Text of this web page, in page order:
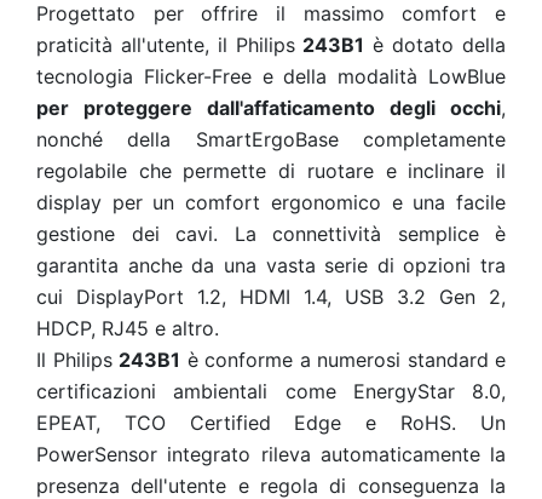
Progettato per offrire il massimo comfort e
praticità all'utente, il Philips 243B1 è dotato della
tecnologia Flicker-Free e della modalità LowBlue
per proteggere dall'affaticamento degli occhi,
nonché della SmartErgoBase completamente
regolabile che permette di ruotare e inclinare il
display per un comfort ergonomico e una facile
gestione dei cavi. La connettività semplice è
garantita anche da una vasta serie di opzioni tra
cui DisplayPort 1.2, HDMI 1.4, USB 3.2 Gen 2,
HDCP, RJ45 e altro.
Il Philips 243B1 è conforme a numerosi standard e
certificazioni ambientali come EnergyStar 8.0,
EPEAT, TCO Certified Edge e RoHS. Un
PowerSensor integrato rileva automaticamente la
presenza dell'utente e regola di conseguenza la